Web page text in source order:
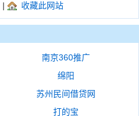
| 收藏此网站
南京360推广
绵阳
苏州民间借贷网
打的宝